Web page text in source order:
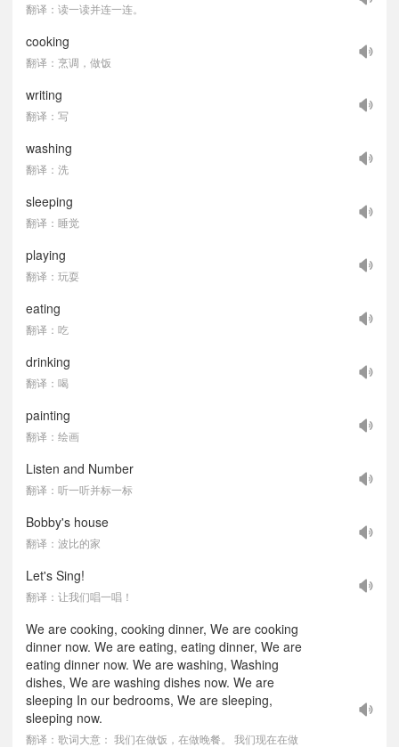
翻译：读一读并连一连。
cooking
翻译：烹调，做饭
writing
翻译：写
washing
翻译：洗
sleeping
翻译：睡觉
playing
翻译：玩耍
eating
翻译：吃
drinking
翻译：喝
painting
翻译：绘画
Listen and Number
翻译：听一听并标一标
Bobby's house
翻译：波比的家
Let's Sing!
翻译：让我们唱一唱！
We are cooking, cooking dinner, We are cooking
dinner now. We are eating, eating dinner, We are
eating dinner now. We are washing, Washing
dishes, We are washing dishes now. We are
sleeping In our bedrooms, We are sleeping,
sleeping now.
翻译：歌词大意： 我们在做饭，在做晚餐。 我们现在在做